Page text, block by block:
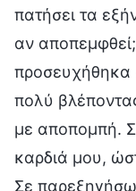
πατήσει τα
αν
πολύ
με αποπομπή.
καρδιά μου,
Σε